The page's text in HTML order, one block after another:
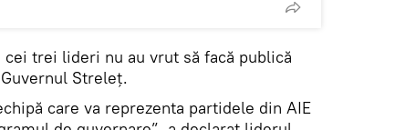
trei lideri nu au vrut să facă publică
Streleţ.
care va reprezenta partidele din AIE